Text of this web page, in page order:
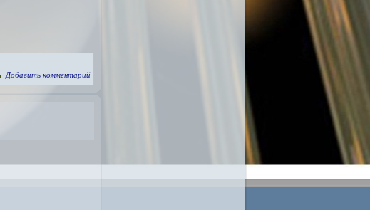
Добавить комментарий